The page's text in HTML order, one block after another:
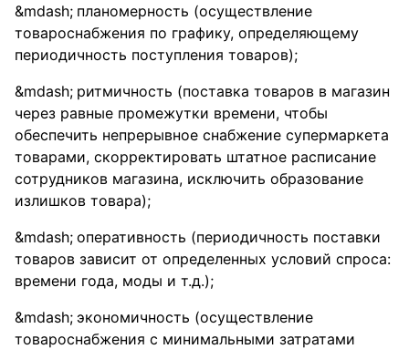
планомерность (осуществление
товароснабжения по графику, определяющему
периодичность поступления товаров);
ритмичность (поставка товаров в магазин
через равные промежутки времени, чтобы
обеспечить непрерывное снабжение супермаркета
товарами, скорректировать штатное расписание
сотрудников магазина, исключить образование
излишков товара);
оперативность (периодичность поставки
товаров зависит от определенных условий спроса:
времени года, моды и т.д.);
экономичность (осуществление
товароснабжения с минимальными затратами